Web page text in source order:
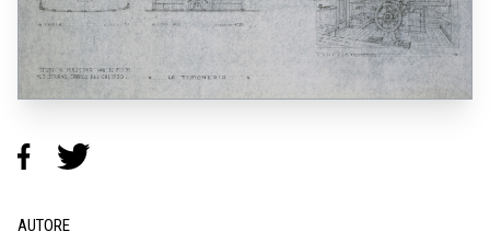
PALAZZO DELLE MUSE
AUTORE